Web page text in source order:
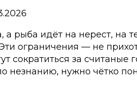
рыба идёт на нерест, на
ограничения — не
сократиться за
нужно чётко